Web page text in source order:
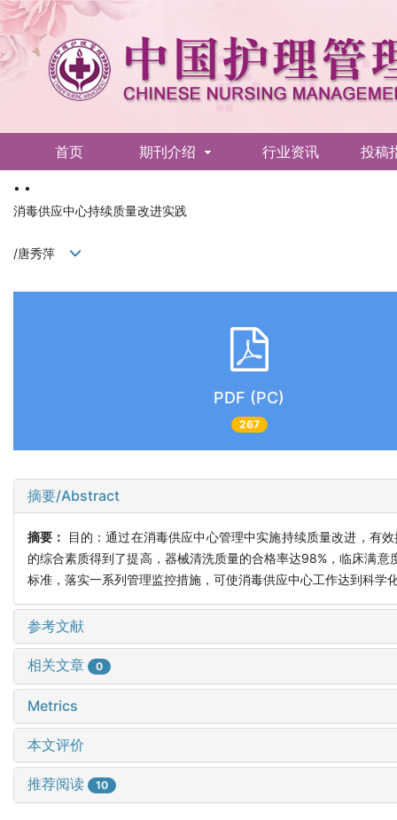
首页 期刊介绍 行业资讯 投稿
• •
消毒供应中心持续质量改进实践
/唐秀萍
PDF (PC)
267
摘要/Abstract
摘要：
目的：通过在消毒供应中心管理中实施持续质量改进，有
的综合素质得到了提高，器械清洗质量的合格率达98%，临床满
标准，落实一系列管理监控措施，可使消毒供应中心工作达到科
参考文献
相关文章 0
Metrics
本文评价
推荐阅读 10